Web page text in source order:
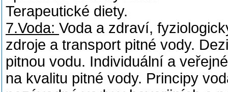
Terapeutické diety.
7.Voda: Voda a zdraví,
zdroje a transport pitné vody.
pitnou vodu. Individuální a
na kvalitu pitné vody. Principy